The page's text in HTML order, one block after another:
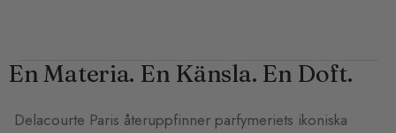
En Materia. En Känsla. En Doft.
Delacourte Paris återuppfinner parfymeriets ikoniska